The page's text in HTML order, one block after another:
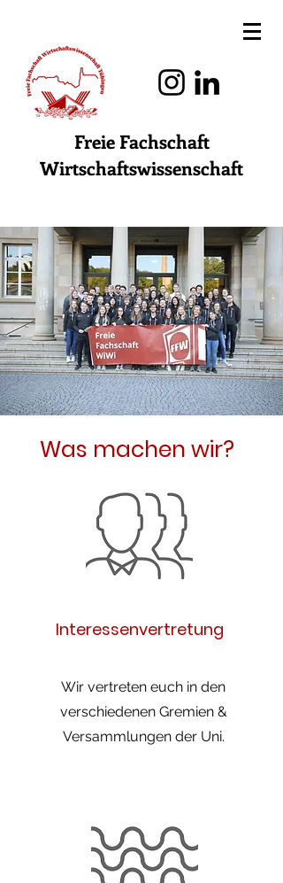
Freie Fachschaft
Wirtschaftswissenschaft
Was machen wir?
Interessenvertretung
Wir vertreten euch in den
verschiedenen Gremien &
Versammlungen der Uni.